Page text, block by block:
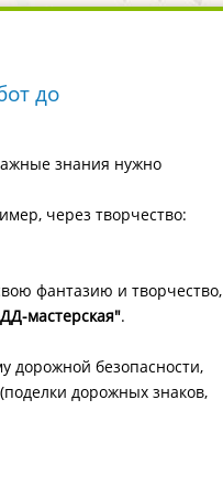
до
знания нужно
через творчество:
фантазию и творчество,
мастерская".
дорожной безопасности,
дорожных знаков,